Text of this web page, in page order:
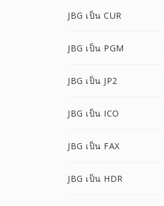
JBG เป็น CUR
JBG เป็น PGM
JBG เป็น JP2
JBG เป็น ICO
JBG เป็น FAX
JBG เป็น HDR